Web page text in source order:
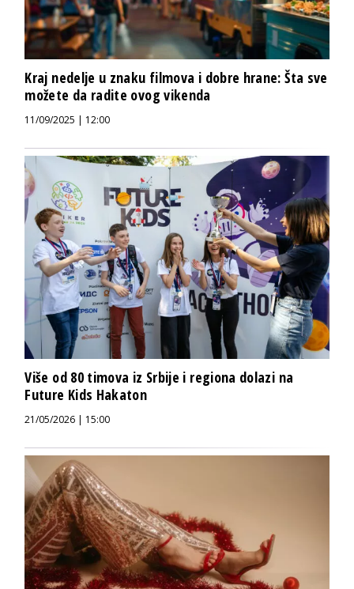
Kraj nedelje u znaku filmova i dobre hrane: Šta sve
možete da radite ovog vikenda
11/09/2025 | 12:00
Više od 80 timova iz Srbije i regiona dolazi na
Future Kids Hakaton
21/05/2026 | 15:00